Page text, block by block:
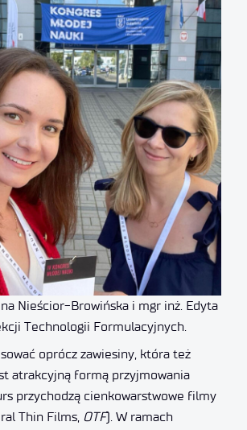
Nieścior-Browińska i mgr inż. Edyta
Technologii Formulacyjnych.
oprócz zawiesiny, która też
atrakcyjną formą przyjmowania
przychodzą cienkowarstwowe filmy
Thin Films, OTF). W ramach